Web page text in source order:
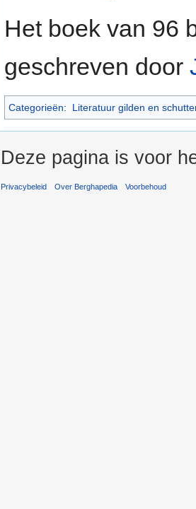
Het boek van 96
geschreven door
Categorieën: Literatuur gilden en
Deze pagina is voor
Privacybeleid Over Berghapedia Voorbehoud